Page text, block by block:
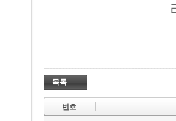
목록
번호